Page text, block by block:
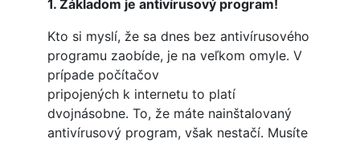
1. Základom je antivírusový program!
Kto si myslí, že sa dnes bez antivírusového
programu zaobíde, je na veľkom omyle. V
prípade počítačov
pripojených k internetu to platí
dvojnásobne. To, že máte nainštalovaný
antivírusový program, však nestačí. Musíte